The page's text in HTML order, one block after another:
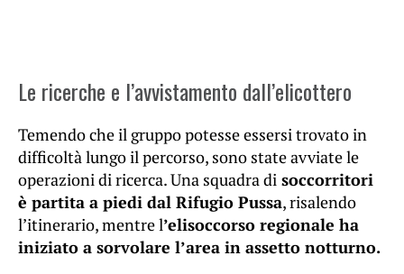
Le ricerche e l’avvistamento dall’elicottero
Temendo che il gruppo potesse essersi trovato in
difficoltà lungo il percorso, sono state avviate le
operazioni di ricerca. Una squadra di soccorritori
è partita a piedi dal Rifugio Pussa, risalendo
l’itinerario, mentre l’elisoccorso regionale ha
iniziato a sorvolare l’area in assetto notturno.